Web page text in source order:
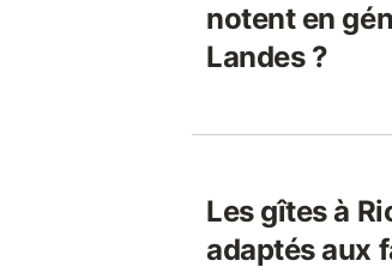
notent en
Landes ?
Les gîtes à
adaptés aux